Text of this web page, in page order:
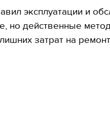
эксплуатации и
но действенные
затрат на